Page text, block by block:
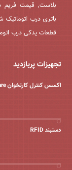
بلاست, قیمت فریم
باتری درب اتوماتیک
قطعات یدکی درب
تجهیزات پربازدید
اکسس کنترل کارتخوان BETA 1206 EM/Mifare
دستبند RFID